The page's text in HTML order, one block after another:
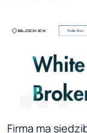
Firma ma